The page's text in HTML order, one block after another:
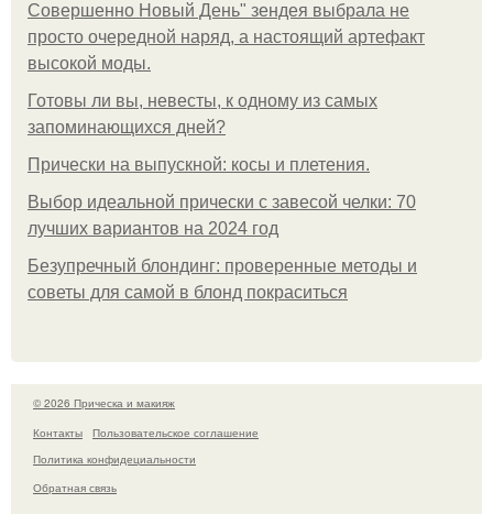
Совершенно Новый День" зендея выбрала не
просто очередной наряд, а настоящий артефакт
высокой моды.
Готовы ли вы, невесты, к одному из самых
запоминающихся дней?
Прически на выпускной: косы и плетения.
Выбор идеальной прически с завесой челки: 70
лучших вариантов на 2024 год
Безупречный блондинг: проверенные методы и
советы для самой в блонд покраситься
© 2026 Прическа и макияж
Контакты
Пользовательское соглашение
Политика конфидециальности
Обратная связь